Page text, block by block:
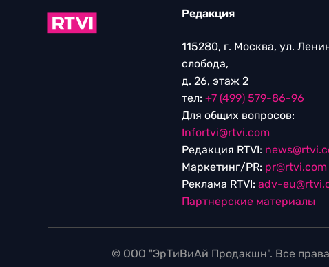
Редакция
115280, г. Москва, ул.
слобода,
д. 26, этаж 2
тел: +7 (499) 579-86-96
Для общих вопросов:
Infortvi@rtvi.com
Редакция RTVI:
Маркетинг/PR: pr@rtvi.com
Реклама RTVI: adv-
Партнерские материалы
© ООО "ЭрТиВиАй Продакшн". Все